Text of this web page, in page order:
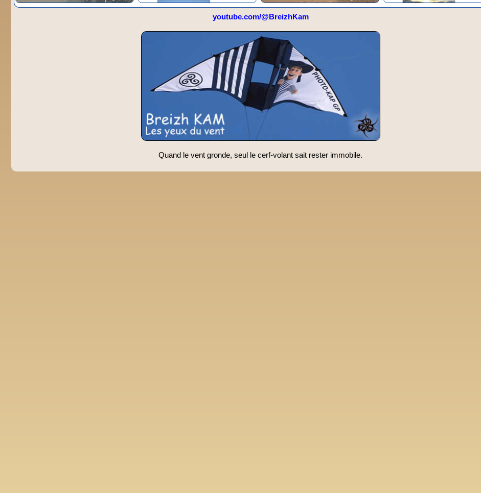
youtube.com/@BreizhKam
Quand le vent gronde, seul le cerf-volant sait rester immobile.